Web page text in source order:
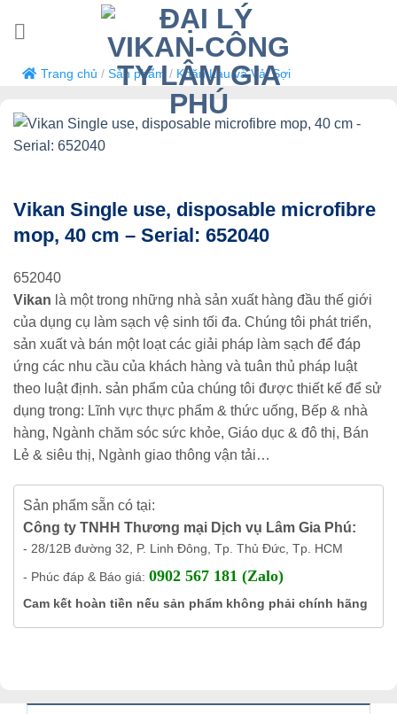
dung
Trang chủ / Sản phẩm / Khăn Lau và Vải Sợi
Vikan Single use, disposable microfibre
mop, 40 cm – Serial: 652040
652040
Vikan là một trong những nhà sản xuất hàng đầu thế giới
của dụng cụ làm sạch vệ sinh tối đa. Chúng tôi phát triển,
sản xuất và bán một loạt các giải pháp làm sạch để đáp
ứng các nhu cầu của khách hàng và tuân thủ pháp luật
theo luật định. sản phẩm của chúng tôi được thiết kế để sử
dụng trong: Lĩnh vực thực phẩm & thức uống, Bếp & nhà
hàng, Ngành chăm sóc sức khỏe, Giáo dục & đô thị, Bán
Lẻ & siêu thị, Ngành giao thông vận tải…
Sản phẩm sẵn có tại:
Công ty TNHH Thương mại Dịch vụ Lâm Gia Phú:
- 28/12B đường 32, P. Linh Đông, Tp. Thủ Đức, Tp. HCM
- Phúc đáp & Báo giá: 0902 567 181 (Zalo)
Cam kết hoàn tiền nếu sản phẩm không phải chính hãng